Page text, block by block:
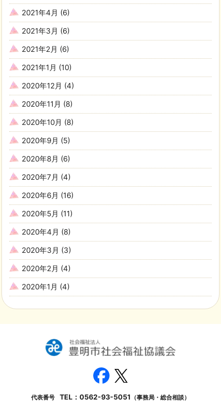
2021年4月 (6)
2021年3月 (6)
2021年2月 (6)
2021年1月 (10)
2020年12月 (4)
2020年11月 (8)
2020年10月 (8)
2020年9月 (5)
2020年8月 (6)
2020年7月 (4)
2020年6月 (16)
2020年5月 (11)
2020年4月 (8)
2020年3月 (3)
2020年2月 (4)
2020年1月 (4)
代表番号 TEL： 0562-93-5051 （事務局・総合相談）